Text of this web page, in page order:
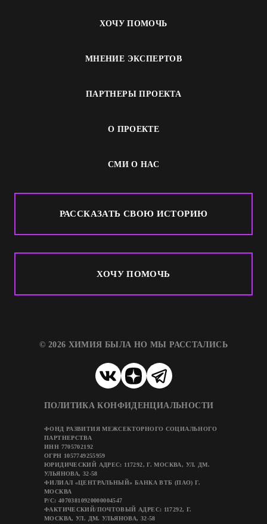
ХОЧУ ПОМОЧЬ
МНЕНИЕ ЭКСПЕРТОВ
ПАРТНЕРЫ ПРОЕКТА
О ПРОЕКТЕ
СМИ О НАС
РАССКАЗАТЬ СВОЮ ИСТОРИЮ
ХОЧУ ПОМОЧЬ
© 2026 ХИМИЯ БЫЛА НО МЫ РАССТАЛИСЬ
ПОЛИТИКА КОНФИДЕНЦИАЛЬНОСТИ
ФОНД РАЗВИТИЯ МЕЖСЕКТОРНОГО СОЦИАЛЬНОГО
ПАРТНЕРСТВА
ИНН 7705702192
ОГРН 1057749255959
ЮРИДИЧЕСКИЙ АДРЕС: 117292, Г. МОСКВА, УЛ. ДМ.
УЛЬЯНОВА, 32-58
ФИЛИАЛ «ЦЕНТРАЛЬНЫЙ» БАНКА ВТБ (ПАО) Г.
МОСКВА
Р/C: 40703810920000004547
ФАКТИЧЕСКИЙ/ПОЧТОВЫЙ АДРЕС: 117292, Г.
МОСКВА, УЛ. ДМ. УЛЬЯНОВА, 32-58